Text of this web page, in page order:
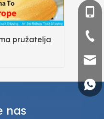
pružatelja
nas
+86-
+86